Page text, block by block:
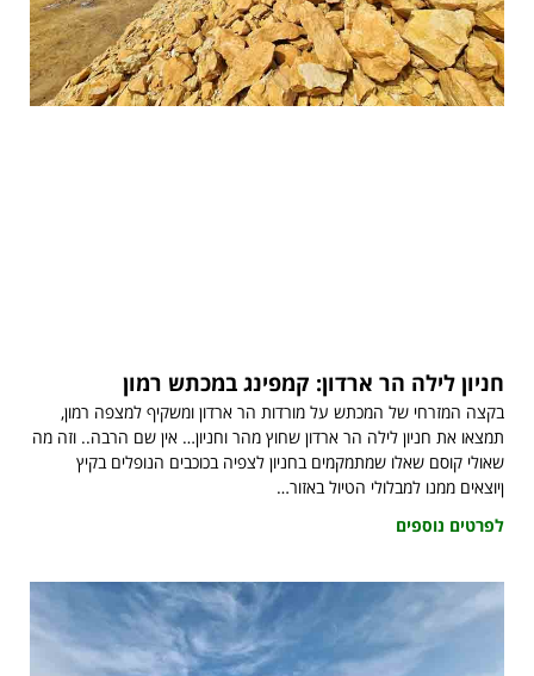
חניון לילה הר ארדון: קמפינג במכתש רמון
בקצה המזרחי של המכתש על מורדות הר ארדון ומשקיף למצפה רמון,
תמצאו את חניון לילה הר ארדון שחוץ מהר וחניון… אין שם הרבה.. וזה מה
שאולי קוסם שאלו שמתמקמים בחניון לצפיה בכוכבים הנופלים בקיץ
ןיוצאים ממנו למבלולי הטיול באזור…
לפרטים נוספים